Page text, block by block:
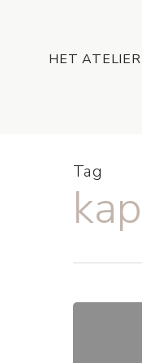
HET ATELIER
Tag
highlights